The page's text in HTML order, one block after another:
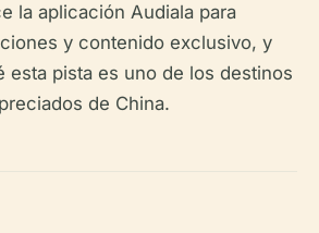
la aplicación Audiala para
y contenido exclusivo, y
esta pista es uno de los destinos
de China.